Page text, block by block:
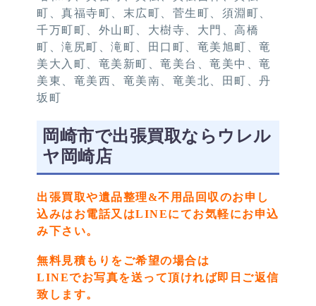
町、真福寺町、末広町、菅生町、須淵町、
千万町町、外山町、大樹寺、大門、高橋
町、滝尻町、滝町、田口町、竜美旭町、竜
美大入町、竜美新町、竜美台、竜美中、竜
美東、竜美西、竜美南、竜美北、田町、丹
坂町
岡崎市で出張買取ならウレル
ヤ岡崎店
出張買取や遺品整理&不用品回収のお申し
込みはお電話又はLINEにてお気軽にお申込
み下さい。
無料見積もりをご希望の場合は
LINEでお写真を送って頂ければ即日ご返信
致します。